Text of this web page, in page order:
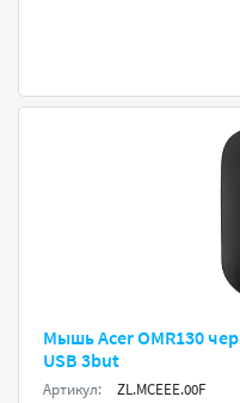
Мышь Acer OMR130
USB 3but
Артикул:
ZL.MCEEE.00F